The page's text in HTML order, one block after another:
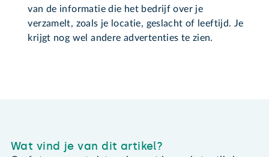
van de informatie die het bedrijf over je
verzamelt, zoals je locatie, geslacht of leeftijd. Je
krijgt nog wel andere advertenties te zien.
Wat vind je van dit artikel?